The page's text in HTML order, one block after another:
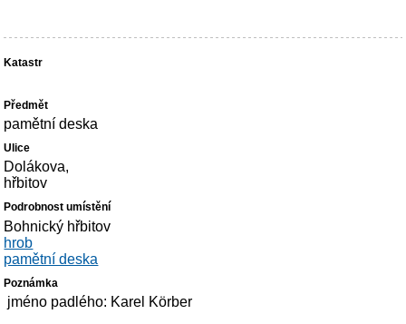
pamětní deska
Dolákova,
hřbitov
Bohnický hřbitov
hrob
pamětní deska
jméno padlého: Karel Körber